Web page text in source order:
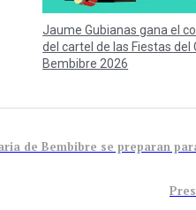
Jaume Gubianas gana el
del cartel de las Fiestas del
Bembibre 2026